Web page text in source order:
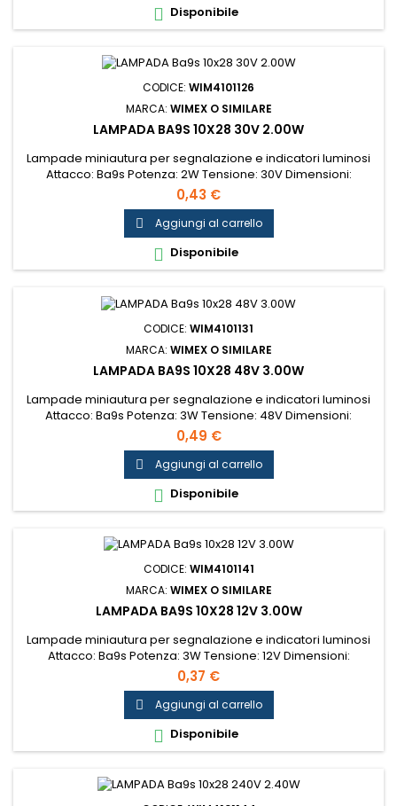
 Disponibile
CODICE: WIM4101126
MARCA: WIMEX O SIMILARE
LAMPADA BA9S 10X28 30V 2.00W
Lampade miniautura per segnalazione e indicatori luminosi
Attacco: Ba9s Potenza: 2W Tensione: 30V Dimensioni:
10x28mm...
0,43 €
 Aggiungi al carrello
 Disponibile
CODICE: WIM4101131
MARCA: WIMEX O SIMILARE
LAMPADA BA9S 10X28 48V 3.00W
Lampade miniautura per segnalazione e indicatori luminosi
Attacco: Ba9s Potenza: 3W Tensione: 48V Dimensioni:
10x28mm...
0,49 €
 Aggiungi al carrello
 Disponibile
CODICE: WIM4101141
MARCA: WIMEX O SIMILARE
LAMPADA BA9S 10X28 12V 3.00W
Lampade miniautura per segnalazione e indicatori luminosi
Attacco: Ba9s Potenza: 3W Tensione: 12V Dimensioni:
10x28mm...
0,37 €
 Aggiungi al carrello
 Disponibile